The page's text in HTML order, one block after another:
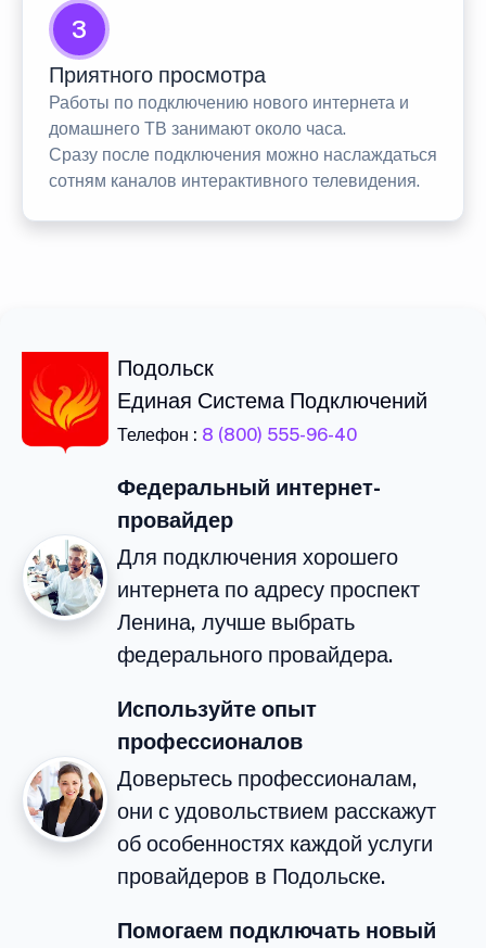
3
Приятного просмотра
Работы по подключению нового интернета и
домашнего ТВ занимают около часа.
Сразу после подключения можно наслаждаться
сотням каналов интерактивного телевидения.
Подольск
Единая Система Подключений
Телефон : 8 (800) 555-96-40
Федеральный интернет-
провайдер
Для подключения хорошего
интернета по адресу проспект
Ленина, лучше выбрать
федерального провайдера.
Используйте опыт
профессионалов
Доверьтесь профессионалам,
они с удовольствием расскажут
об особенностях каждой услуги
провайдеров в Подольске.
Помогаем подключать новый